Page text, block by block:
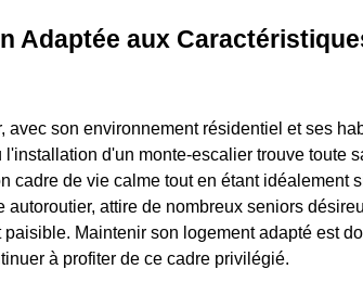
Adaptée aux
avec son environnement résidentiel et ses
d'un monte-escalier trouve toute
cadre de vie calme tout en étant idéalement
autoroutier, attire de nombreux seniors
paisible. Maintenir son logement adapté est
à profiter de ce cadre privilégié.